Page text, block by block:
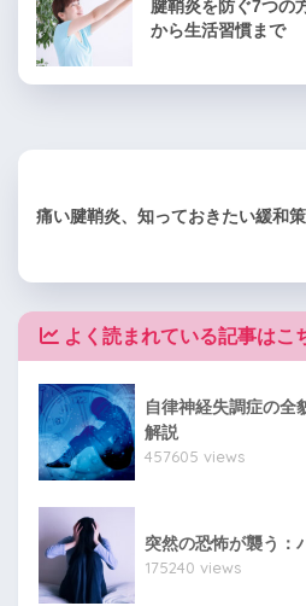
腱鞘炎を防ぐ7つの
から生活習慣まで
痛い腱鞘炎、知っておきたい緩和策
よく読まれている記事はこ
自律神経失調症の全
解説
457605 views
突然の恐怖が襲う：
175240 views